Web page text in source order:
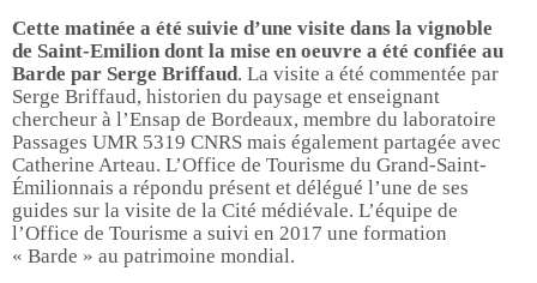
Cette matinée a été suivie d’une visite dans la vignoble
de Saint-Emilion dont la mise en oeuvre a été confiée au
Barde par Serge Briffaud. La visite a été commentée par
Serge Briffaud, historien du paysage et enseignant
chercheur à l’Ensap de Bordeaux, membre du laboratoire
Passages UMR 5319 CNRS mais également partagée avec
Catherine Arteau. L’Office de Tourisme du Grand-Saint-
Émilionnais a répondu présent et délégué l’une de ses
guides sur la visite de la Cité médiévale. L’équipe de
l’Office de Tourisme a suivi en 2017 une formation
« Barde » au patrimoine mondial.